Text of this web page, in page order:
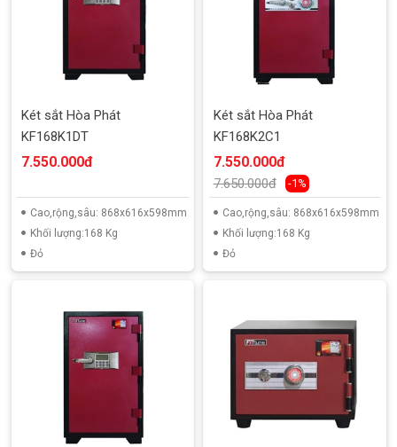
Két sắt Hòa Phát
KF168K1DT
7.550.000đ
Cao,rộng,sâu: 868x616x598mm
Khối lượng:168 Kg
Đỏ
Két sắt Hòa Phát
KF168K2C1
7.550.000đ
7.650.000đ -1%
Cao,rộng,sâu: 868x616x598mm
Khối lượng:168 Kg
Đỏ